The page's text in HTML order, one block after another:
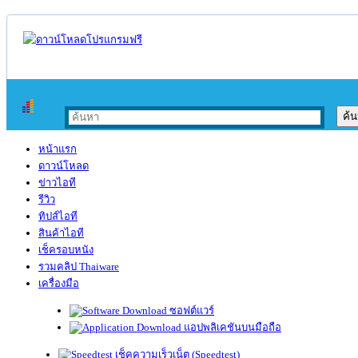
หน้าแรก
ดาวน์โหลด
ข่าวไอที
รีวิว
ทิปส์ไอที
สินค้าไอที
เช็ครอบหนัง
รวมคลิป Thaiware
เครื่องมือ
ซอฟต์แวร์
แอปพลิเคชันบนมือถือ
เช็คความเร็วเน็ต (Speedtest)